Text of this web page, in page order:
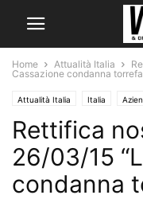
Home Attualità Italia
Cassazione condanna
Attualità Italia Italia
Rettifica
26/03/15
condanna